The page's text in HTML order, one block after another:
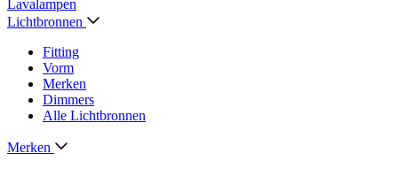
Lavalampen
Lichtbronnen
Fitting
Vorm
Merken
Dimmers
Alle Lichtbronnen
Merken